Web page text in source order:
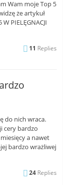
Wam moje Top 5
że artykuł
PIELĘGNACJI
11 Replies
do nich wraca.
cery bardzo
a nawet
bardzo wrażliwej
24 Replies